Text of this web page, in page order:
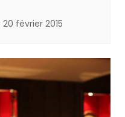
20 février 2015